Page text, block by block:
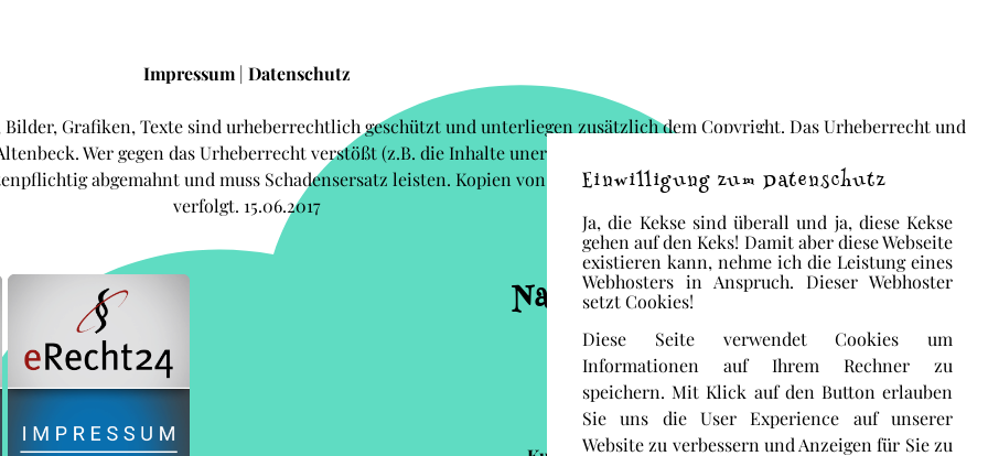
Impressum | Datenschutz
Grafiken, Texte sind urheberrechtlich geschützt und unterliegen zusätzlich dem Copyright. Das Urheberrecht und
Wer gegen das Urheberrecht verstößt (z.B. die Inhalte unerlaubt auf die eigene Homepage kopiert) macht sich
abgemahnt und muss Schadensersatz leisten. Kopien von Inhalten werden im Internet ohne großen Aufwand
verfolgt. 15.06.2017
Navigation
Start
Blog
Shop
Auftragsarbeit
Einwilligung zum Datenschutz
Ja, die Kekse sind überall und ja, diese Kekse
gehen auf den Keks! Damit aber diese Webseite
existieren kann, nehme ich die Leistung eines
Webhosters in Anspruch. Dieser Webhoster
setzt Cookies!
Diese Seite verwendet Cookies um
Informationen auf Ihrem Rechner zu
speichern. Mit Klick auf den Button erlauben
Sie uns die User Experience auf unserer
Website zu verbessern und Anzeigen für Sie zu